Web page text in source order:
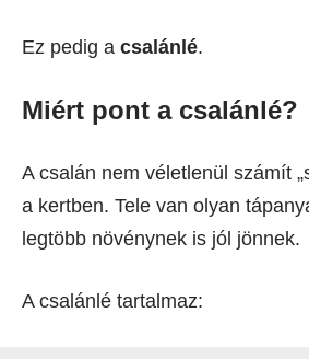
Ez pedig a csalánlé.
Miért pont a csalánlé?
A csalán nem véletlenül számít
a kertben. Tele van olyan
legtöbb növénynek is jól jönnek.
A csalánlé tartalmaz: